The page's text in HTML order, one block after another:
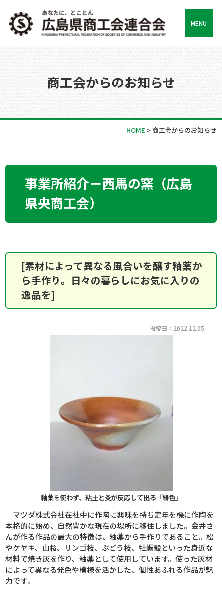
MENU
商工会からのお知らせ
HOME >商工会からのお知らせ
事業所紹介－西馬の窯（広島
県央商工会）
[素材によって異なる風合いを醸す釉薬か
ら手作り。日々の暮らしにお気に入りの
逸品を]
投稿日：2022.12.05
釉薬を使わず、粘土と炎が反応して出る「緋色」
マツダ株式会社在社中に作陶に興味を持ち定年を機に作陶を
本格的に始め、自然豊かな現在の場所に移住しました。金井さ
んが作る作品の最大の特徴は、釉薬から手作りであること。松
やケヤキ、山桜、リンゴ枝、ぶどう枝、牡蠣殻といった身近な
材料で焼き灰を作り、釉薬として使用しています。使った灰材
によって異なる発色や模様を活かした、個性あふれる作品が魅
力です。